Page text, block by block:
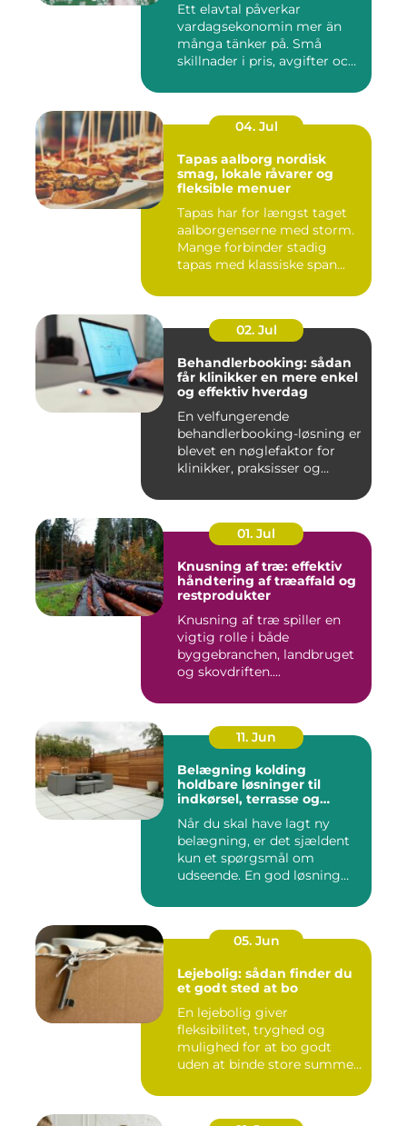
Ett elavtal påverkar
vardagsekonomin mer än
många tänker på. Små
skillnader i pris, avgifter och
04. Jul
Tapas aalborg nordisk
smag, lokale råvarer og
fleksible menuer
Tapas har for længst taget
aalborgenserne med storm.
Mange forbinder stadig
tapas med klassiske span...
02. Jul
Behandlerbooking: sådan
får klinikker en mere enkel
og effektiv hverdag
En velfungerende
behandlerbooking-løsning er
blevet en nøglefaktor for
klinikker, praksisser og
01. Jul
Knusning af træ: effektiv
håndtering af træaffald og
restprodukter
Knusning af træ spiller en
vigtig rolle i både
byggebranchen, landbruget
og skovdriften....
11. Jun
Belægning kolding
holdbare løsninger til
indkørsel, terrasse og
Når du skal have lagt ny
belægning, er det sjældent
kun et spørgsmål om
udseende. En god løsning
05. Jun
Lejebolig: sådan finder du
et godt sted at bo
En lejebolig giver
fleksibilitet, tryghed og
mulighed for at bo godt
uden at binde store summer